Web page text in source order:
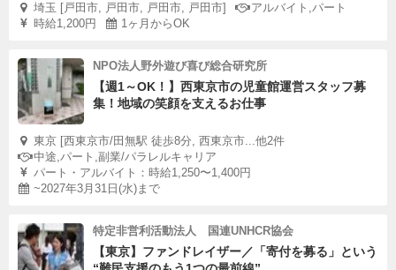
埼玉 [戸田市, 戸田市, 戸田市, 戸田市]
アルバイト,パート
時給1,200円
1ヶ月からOK
NPO法人野外遊び喜び総合研究所
【週1～OK！】西東京市の児童館運営スタッフ募
集！地域の笑顔を支えるお仕事
東京 [西東京市/田無駅 徒歩8分, 西東京市...他2件
中途,パート,副業/パラレルキャリア
パート・アルバイト：時給1,250〜1,400円
~2027年3月31日(水)まで
特定非営利活動法人 国連UNHCR協会
【東京】ファンドレイザー／「寄付を募る」という